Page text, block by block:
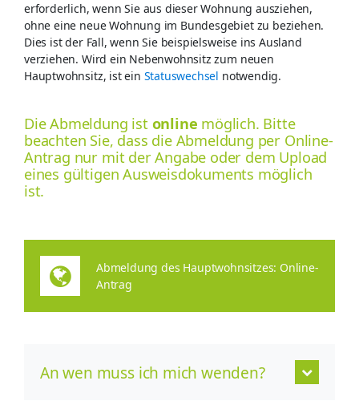
erforderlich, wenn Sie aus dieser Wohnung ausziehen,
ohne eine neue Wohnung im Bundesgebiet zu beziehen.
Dies ist der Fall, wenn Sie beispielsweise ins Ausland
verziehen. Wird ein Nebenwohnsitz zum neuen
Hauptwohnsitz, ist ein Statuswechsel notwendig.
Die Abmeldung ist online möglich. Bitte
beachten Sie, dass die Abmeldung per Online-
Antrag nur mit der Angabe oder dem Upload
eines gültigen Ausweisdokuments möglich
ist.
Abmeldung des Hauptwohnsitzes: Online-
Antrag
An wen muss ich mich wenden?